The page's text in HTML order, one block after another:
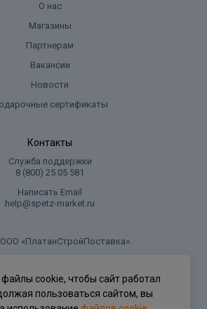
О нас
Магазины
Партнерам
Вакансии
Новости
сертификаты
Контакты
Служба поддержки
8 (800) 25 05 581
Написать Email
help@spetz-market.ru
«ПлатанСтройПоставка».
cookie, чтобы сайт работал
пользоваться сайтом, вы